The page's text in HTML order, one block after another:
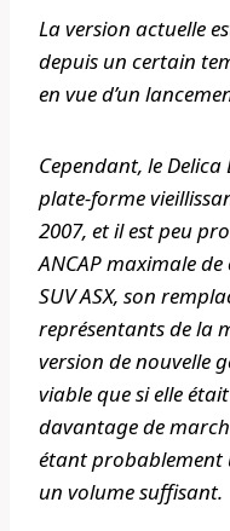
La version actuelle
depuis un certain
en vue d’un
Cependant, le
plate-forme
2007, et il est peu
ANCAP maximale
SUV ASX, son
représentants de la
version de nouvelle
viable que si elle
davantage de
étant probablement
un volume suffisant.